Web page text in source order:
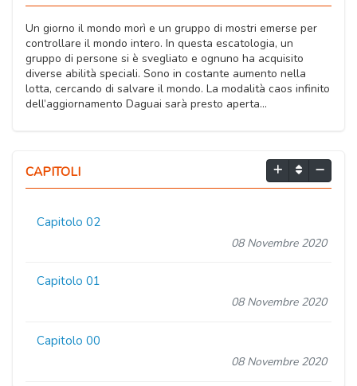
Un giorno il mondo morì e un gruppo di mostri emerse per
controllare il mondo intero. In questa escatologia, un
gruppo di persone si è svegliato e ognuno ha acquisito
diverse abilità speciali. Sono in costante aumento nella
lotta, cercando di salvare il mondo. La modalità caos infinito
dell’aggiornamento Daguai sarà presto aperta...
CAPITOLI
Capitolo 02
08 Novembre 2020
Capitolo 01
08 Novembre 2020
Capitolo 00
08 Novembre 2020